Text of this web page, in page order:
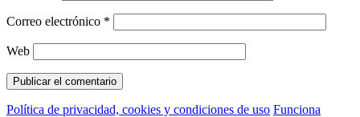
Correo electrónico *
Web
Política de privacidad, cookies y condiciones de uso Funciona